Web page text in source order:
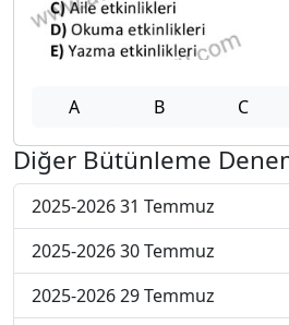
A B C
Diğer Bütünleme
2025-2026 31 Temmuz
2025-2026 30 Temmuz
2025-2026 29 Temmuz